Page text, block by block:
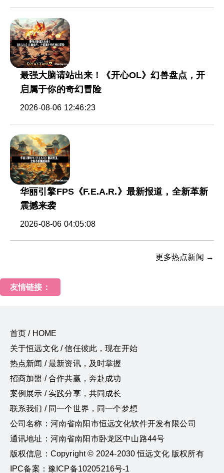
最强大脑请站出来！《开心OL》幻兽盘点，开
启属于你的奇幻冒险
2026-08-06 12:46:23
华丽引擎FPS《F.E.A.R.》最新报道，全新革新
震撼来袭
2026-08-06 04:05:08
更多热点新闻 →
友情链接：
首页 / HOME
关于恒远文化 / 信任彼此，现在开始
热点新闻 / 最新资讯，及时掌握
招商加盟 / 合作共赢，奔赴成功
案例展示 / 实践分享，共同成长
联系我们 / 同一个世界，同一个梦想
公司名称：河南省南阳市恒远文化软件开发有限公司
通讯地址：河南省南阳市卧龙区中山路44号
版权信息：Copyright © 2024-2030 恒远文化 版权所有
IPC备案：豫ICP备10205216号-1